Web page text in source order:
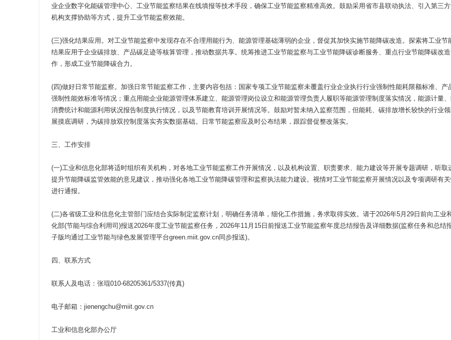
业企业数字化能碳管理中心、工业节能监察结果在线填报等技术手段，确保工业节能监察精准高效。鼓励采用省市县联动执法、引入第三
机构支撑协助等方式，提升工业节能监察效能。
(三)强化结果应用。对工业节能监察中发现存在不合理用能行为、能源管理基础薄弱的企业，督促其加快实施节能降碳改造。探索将工业节
结果应用于企业碳排放、产品碳足迹等核算管理，推动数据共享。统筹推进工业节能监察与工业节能降碳诊断服务、重点行业节能降碳改
作，形成工业节能降碳合力。
(四)做好日常节能监察。加强日常节能监察工作，主要内容包括：国家专项工业节能监察未覆盖行业企业执行行业强制性能耗限额标准、产
强制性能效标准等情况；重点用能企业能源管理体系建立、能源管理岗位设立和能源管理负责人履职等能源管理制度落实情况，能源计量
消费统计和能源利用状况报告制度执行情况，以及节能教育培训开展情况等。鼓励对暂未纳入监察范围，但能耗、碳排放增长较快的行业
展摸底调研，为碳排放双控制度落实夯实数据基础。日常节能监察应及时公布结果，跟踪督促整改落实。
三、工作安排
(一)工业和信息化部将适时组织有关机构，对各地工业节能监察工作开展情况，以及机构设置、职责要求、能力建设等开展专题调研，听取
提升节能降碳监管效能的意见建议，推动强化各地工业节能降碳管理和监察执法能力建设。视情对工业节能监察开展情况以及专项调研有
进行通报。
(二)各省级工业和信息化主管部门应结合实际制定监察计划，明确任务清单，细化工作措施，务求取得实效。请于2026年5月29日前向工业
化部(节能与综合利用司)报送2026年度工业节能监察任务，2026年11月15日前报送工业节能监察年度总结报告及详细数据(监察任务和总结
子版均通过工业节能与绿色发展管理平台green.miit.gov.cn同步报送)。
四、联系方式
联系人及电话：张琨010-68205361/5337(传真)
电子邮箱：jienengchu@miit.gov.cn
工业和信息化部办公厅